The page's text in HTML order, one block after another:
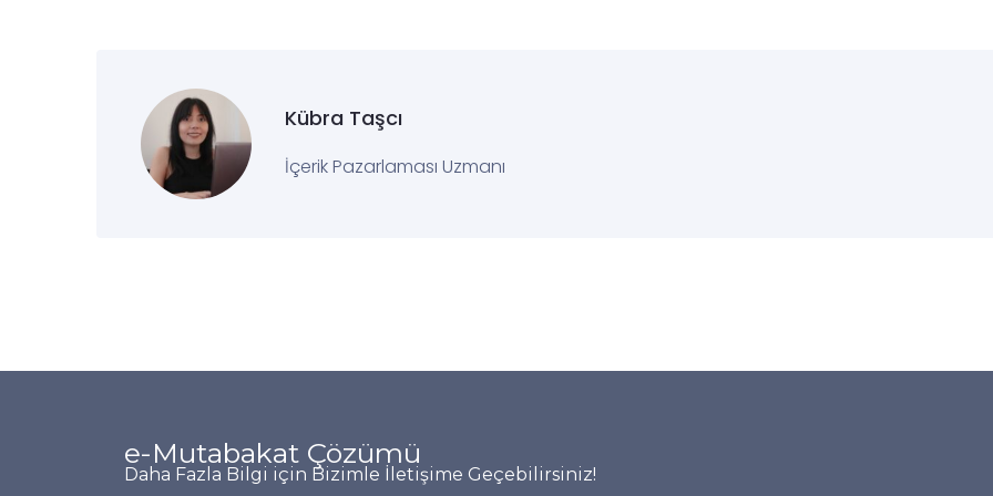
Kübra Taşcı
İçerik Pazarlaması Uzmanı
e-Mutabakat Çözümü
Daha Fazla Bilgi için Bizimle İletişime Geçebilirsiniz!